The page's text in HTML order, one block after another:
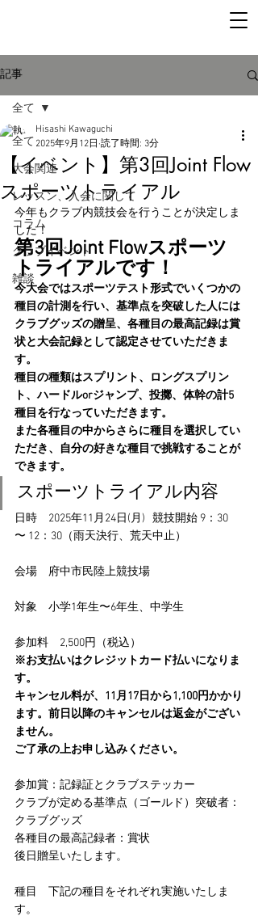
記事
全て
大会関連
レッスン、入会に関して
コラム
クラブイベント
雑談
全て
【イベント】第3回Joint Flow
スポーツトライアル
Hisashi Kawaguchi
2025年9月12日 読了時間: 3分
今年もクラブ内競技会を行うことが決定しま
した！
第3回Joint Flowスポーツ
トライアルです！
今大会ではスポーツテスト形式でいくつかの
種目の計測を行い、基準点を突破した人には
クラブグッズの贈呈、各種目の最高記録は賞
状と大会記録として認定させていただきま
す。
種目の種類はスプリント、ロングスプリン
ト、ハードルorジャンプ、投擲、体幹の計5
種目を行なっていただきます。
また各種目の中からさらに種目を選択してい
ただき、自分の好きな種目で挑戦することが
できます。
スポーツトライアル内容
日時　2025年11月24日(月)   競技開始 9：30
〜 12：30（雨天決行、荒天中止）
会場　府中市民陸上競技場
対象　小学1年生〜6年生、中学生
参加料　2,500円（税込）
※お支払いはクレジットカード払いになりま
す。
キャンセル料が、11月17日から1,100円かかり
ます。前日以降のキャンセルは返金がござい
ません。
ご了承の上お申し込みください。
参加賞：記録証とクラブステッカー
クラブが定める基準点（ゴールド）突破者：
クラブグッズ
各種目の最高記録者：賞状
後日贈呈いたします。
種目　下記の種目をそれぞれ実施いたしま
す。